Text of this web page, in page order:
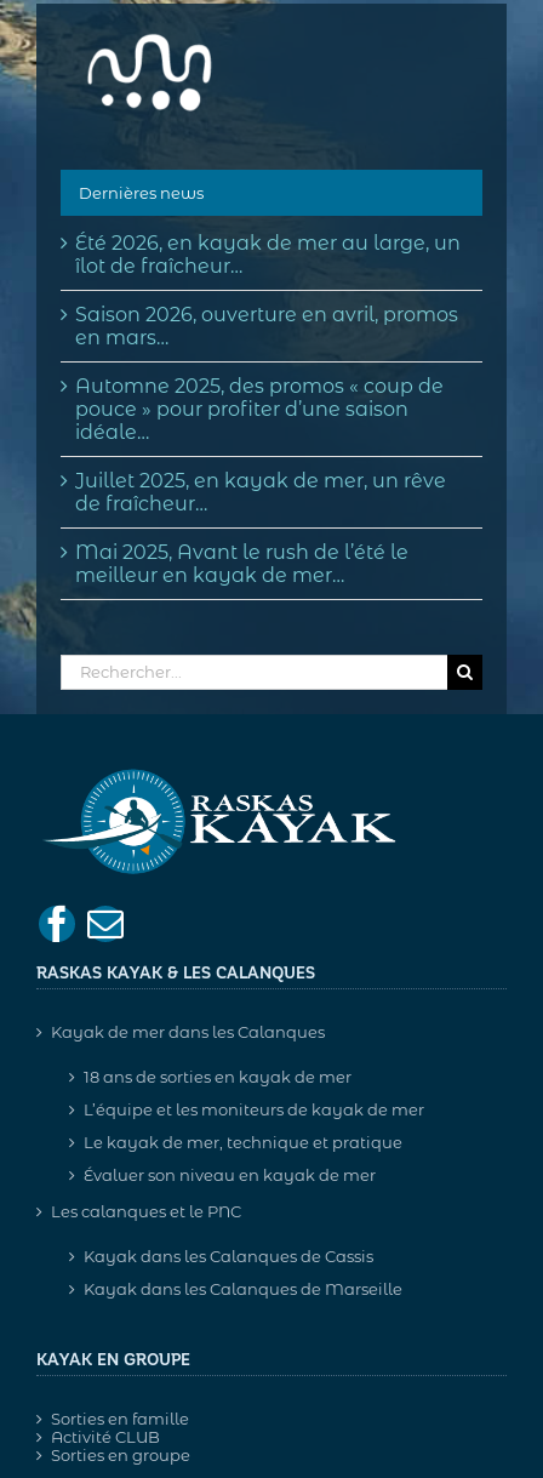
Dernières news
Été 2026, en kayak de mer au large, un
îlot de fraîcheur…
Saison 2026, ouverture en avril, promos
en mars…
Automne 2025, des promos « coup de
pouce » pour profiter d’une saison
idéale…
Juillet 2025, en kayak de mer, un rêve
de fraîcheur…
Mai 2025, Avant le rush de l’été le
meilleur en kayak de mer…
Rechercher:
RASKAS KAYAK & LES CALANQUES
Kayak de mer dans les Calanques
18 ans de sorties en kayak de mer
L’équipe et les moniteurs de kayak de mer
Le kayak de mer, technique et pratique
Évaluer son niveau en kayak de mer
Les calanques et le PNC
Kayak dans les Calanques de Cassis
Kayak dans les Calanques de Marseille
KAYAK EN GROUPE
Sorties en famille
Activité CLUB
Sorties en groupe